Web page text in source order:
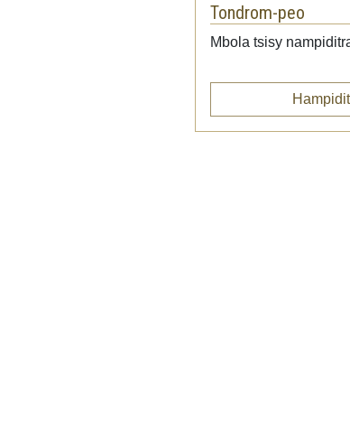
Tondrom-peo
Mbola tsisy